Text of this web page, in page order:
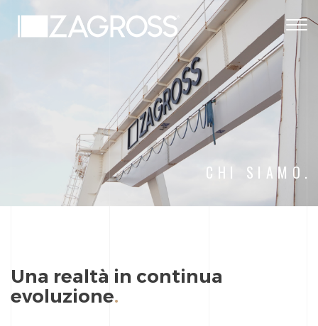
CHI SIAMO.
Una realtà in continua
evoluzione.